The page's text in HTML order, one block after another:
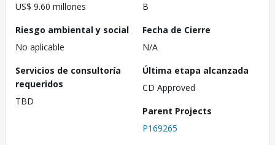
US$ 9.60 millones
B
Riesgo ambiental y social
No aplicable
Fecha de Cierre
N/A
Servicios de consultoría
requeridos
TBD
Última etapa alcanzada
CD Approved
Parent Projects
P169265